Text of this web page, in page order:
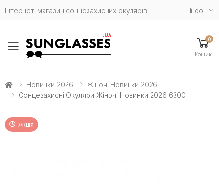
Інтернет-магазин сонцезахисних окулярів Iнфо
Toggle mobile menu
0
Кошик
Новинки 2026
Жіночі Новинки 2026
Сонцезахисні Окуляри Жіночі Новинки 2026 6300
Акція